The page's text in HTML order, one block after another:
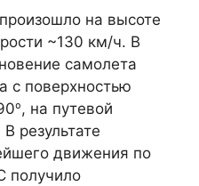
на высоте
~130 км/ч. В
самолета
с поверхностью
о, на путевой
результате
движения по
получило